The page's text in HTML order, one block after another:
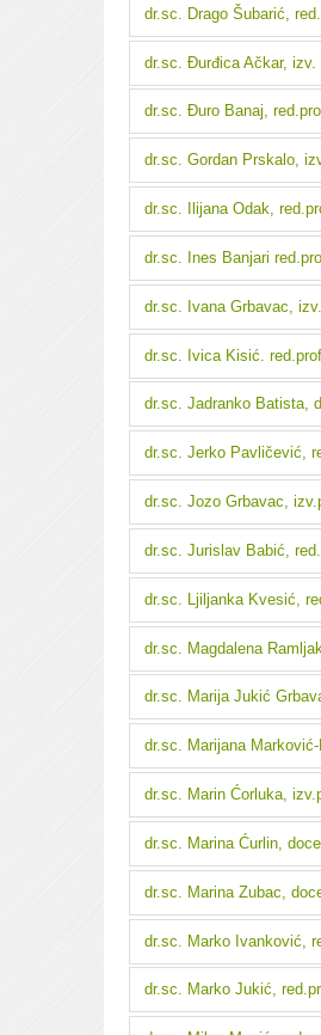
dr.sc. Drago Šubarić,
dr.sc. Đurđica Ačkar, izv.
dr.sc. Đuro Banaj,
dr.sc. Gordan Prskalo,
dr.sc. Ilijana Odak,
dr.sc. Ines Banjari
dr.sc. Ivana Grbavac,
dr.sc. Ivica Kisić. red.prof.
dr.sc. Jadranko Batista,
dr.sc. Jerko Pavličević,
dr.sc. Jozo Grbavac,
dr.sc. Jurislav Babić,
dr.sc. Ljiljanka Kvesić,
dr.sc. Magdalena
dr.sc. Marija Jukić
dr.sc. Marijana
dr.sc. Marin Ćorluka,
dr.sc. Marina Ćurlin,
dr.sc. Marina Zubac,
dr.sc. Marko Ivanković,
dr.sc. Marko Jukić,